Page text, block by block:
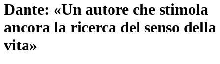
Dante: «Un autore che stimola
ancora la ricerca del senso della
vita»